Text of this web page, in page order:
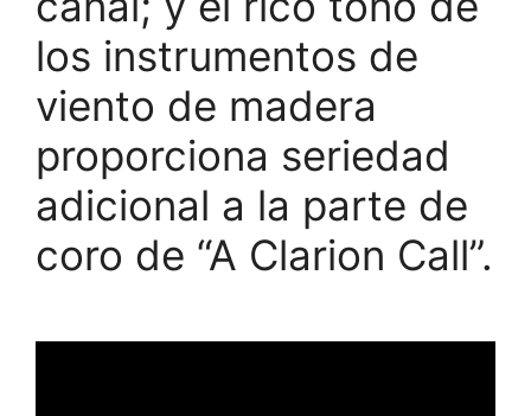
los instrumentos de
viento de madera
proporciona seriedad
adicional a la parte de
coro de “A Clarion Call”.